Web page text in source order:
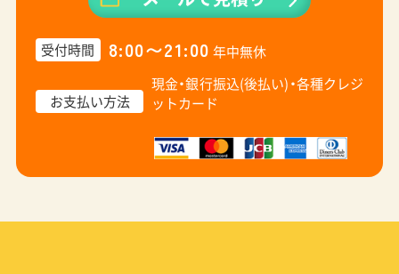
受付時間 8:00〜21:00 年中無休
お支払い方法
現金・銀行振込(後払い)・各種クレジ
ットカード